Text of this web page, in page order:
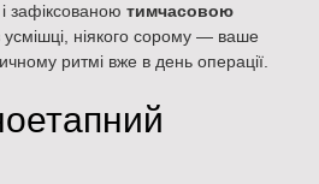
зафіксованою тимчасовою
усмішці, ніякого сорому — ваше
ритмі вже в день операції.